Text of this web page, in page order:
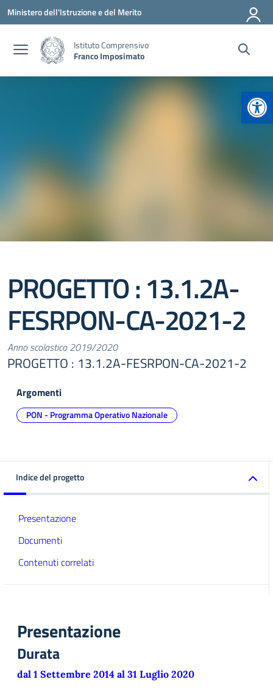
Vai ai contenuti
Vai al menu di navigazione
Vai al footer
Ministero dell'Istruzione e del Merito
Istituto Comprensivo
Franco Imposimato
PROGETTO : 13.1.2A-
FESRPON-CA-2021-2
Anno scolastico 2019/2020
PROGETTO : 13.1.2A-FESRPON-CA-2021-2
Argomenti
PON - Programma Operativo Nazionale
Indice del progetto
Presentazione
Documenti
Contenuti correlati
Presentazione
Durata
dal 1 Settembre 2014 al 31 Luglio 2020